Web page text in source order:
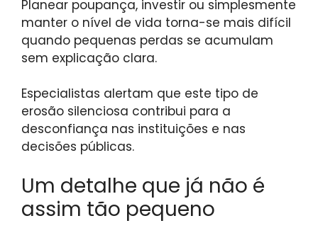
Planear poupança, investir ou simplesmente
manter o nível de vida torna-se mais difícil
quando pequenas perdas se acumulam
sem explicação clara.
Especialistas alertam que este tipo de
erosão silenciosa contribui para a
desconfiança nas instituições e nas
decisões públicas.
Um detalhe que já não é
assim tão pequeno